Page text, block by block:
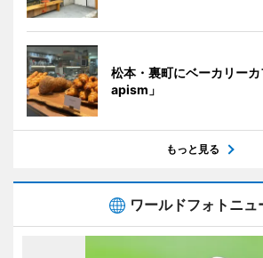
松本・裏町にベーカリー
apism」
もっと見る
ワールドフォトニュ